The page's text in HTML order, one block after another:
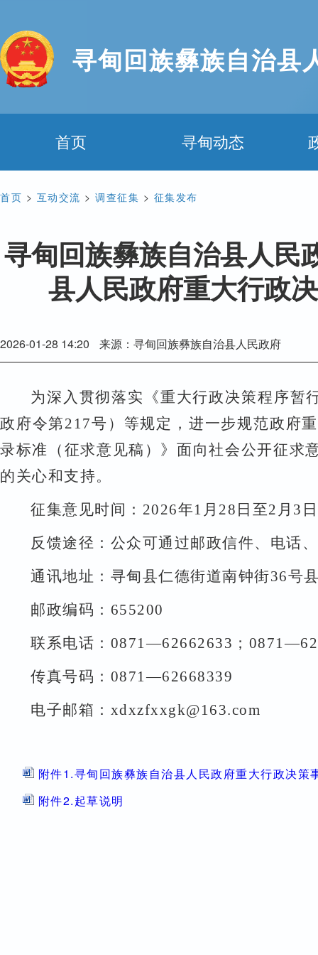
寻甸回族彝族自治县
首页 寻甸动态
首页 > 互动交流 > 调查征集 > 征集发布
寻甸回族彝族自治县人民
县人民政府重大行政
2026-01-28 14:20 来源：寻甸回族彝族自治县人民政府
为深入贯彻落实《重大行政决策程序暂
政府令第217号）等规定，进一步规范政府
录标准（征求意见稿）》面向社会公开征求
的关心和支持。
征集意见时间： 2026年1 月 28 日至2 月 3 日
反馈途径：公众可通过邮政信件、电话
通讯地址：寻甸县仁德街道南钟街36号
邮政编码： 655200
联系电话： 0871—62662633 ；
传真号码： 0871—62668339
电子邮箱： xdxzfxxgk@163.com
附件1.寻甸回族彝族自治县人民政府重大行政决策
附件2.起草说明